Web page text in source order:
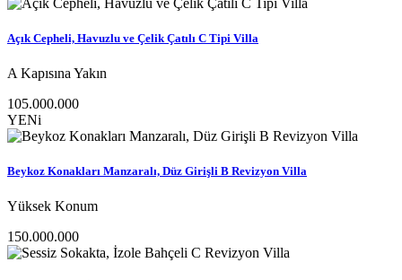
Açık Cepheli, Havuzlu ve Çelik Çatılı C Tipi Villa
A Kapısına Yakın
105.000.000
YENi
Beykoz Konakları Manzaralı, Düz Girişli B Revizyon Villa
Yüksek Konum
150.000.000